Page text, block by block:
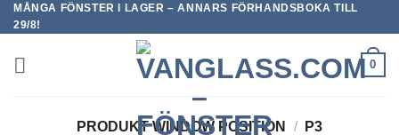
Skip
to
content
MÅNGA FÖNSTER I LAGER – ANNARS FÖRHANDSBOKA TILL
29/8!
0
PRODUKT WINDOW POSITION / P3